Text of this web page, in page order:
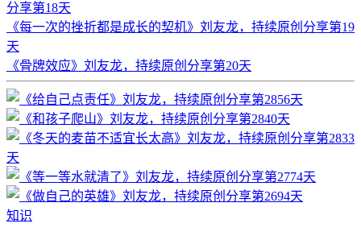
分享第18天
《每一次的挫折都是成长的契机》刘友龙，持续原创分享第19
天
《骨牌效应》刘友龙，持续原创分享第20天
知识